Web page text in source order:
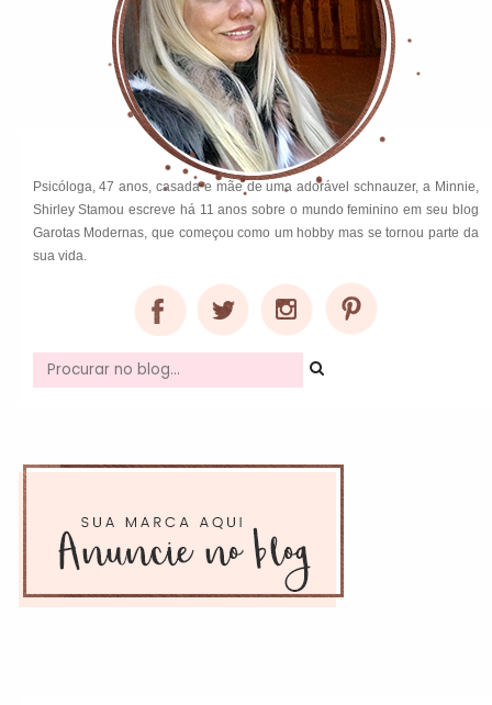
Psicóloga, 47 anos, casada e mãe de uma adorável schnauzer, a Minnie,
Shirley Stamou escreve há 11 anos sobre o mundo feminino em seu blog
Garotas Modernas, que começou como um hobby mas se tornou parte da
sua vida.